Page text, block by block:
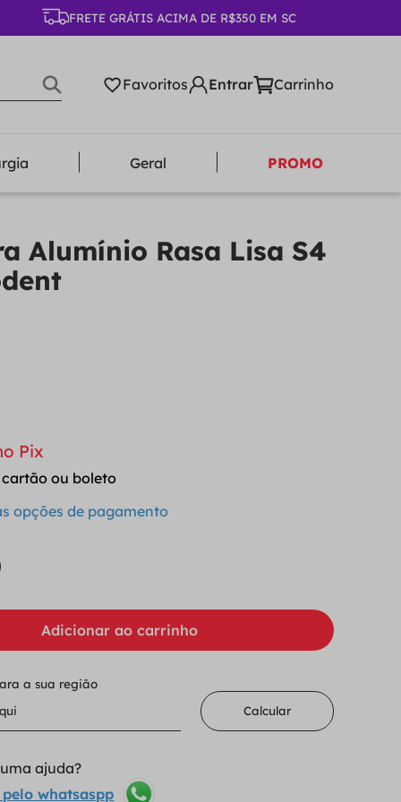
FRETE GRÁTIS ACIMA DE R$350 EM SC
Favoritos
Geral PROMO
Alumínio Rasa Lisa S4
Pix
ou boleto
opções de pagamento
Adicionar ao carrinho
a sua região
Calcular
ajuda?
whatsaspp